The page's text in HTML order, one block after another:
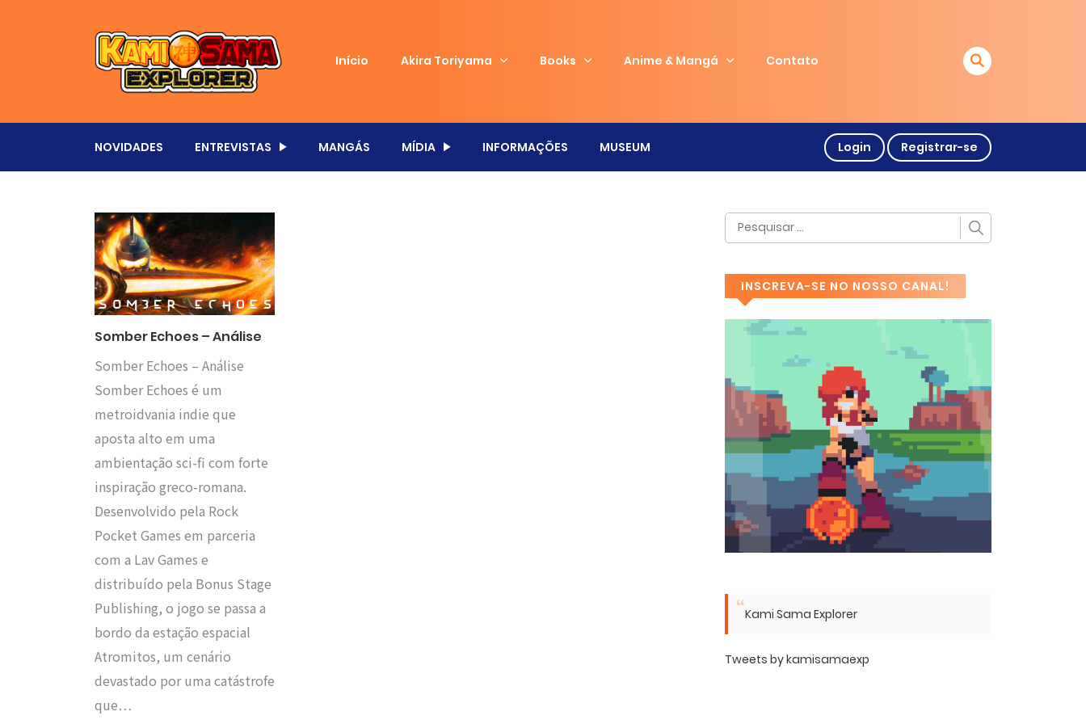
Início Akira Toriyama Books Anime & Mangá Contato
NOVIDADES ENTREVISTAS MANGÁS MÍDIA INFORMAÇÕES MUSEUM Login Registrar-se
Somber Echoes – Análise
Somber Echoes – Análise
Somber Echoes é um
metroidvania indie que
aposta alto em uma
ambientação sci-fi com forte
inspiração greco-romana.
Desenvolvido pela Rock
Pocket Games em parceria
com a Lav Games e
distribuído pela Bonus Stage
Publishing, o jogo se passa a
bordo da estação espacial
Atromitos, um cenário
devastado por uma catástrofe
que…
INSCREVA-SE NO NOSSO CANAL!
Kami Sama Explorer
Tweets by kamisamaexp